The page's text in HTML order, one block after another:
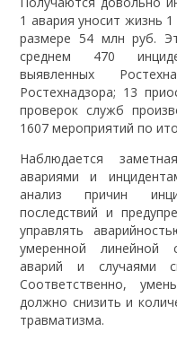
1 авария уносит жизнь
размере 54 млн руб.
среднем 470
выявленных
Ростехнадзора; 13
проверок служб
1607 мероприятий по
Наблюдается
авариями и
анализ причин
последствий и
управлять
умеренной линейной
аварий и случаями
Соответственно,
должно снизить и
травматизма.